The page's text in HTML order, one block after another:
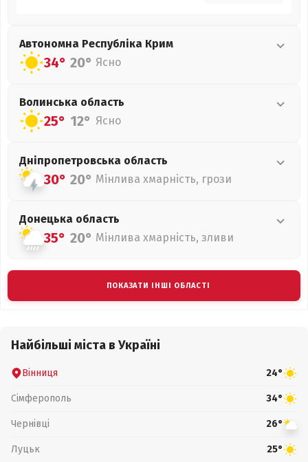
Автономна Республіка Крим
34° 20° Ясно
Волинська область
25° 12° Ясно
Дніпропетровська область
30° 20° Мінлива хмарність, грози
Донецька область
35° 20° Мінлива хмарність, зливи
ПОКАЗАТИ ІНШІ ОБЛАСТІ
Найбільші міста в Україні
Вінниця 24°
Сімферополь 34°
Чернівці 26°
Луцьк 25°